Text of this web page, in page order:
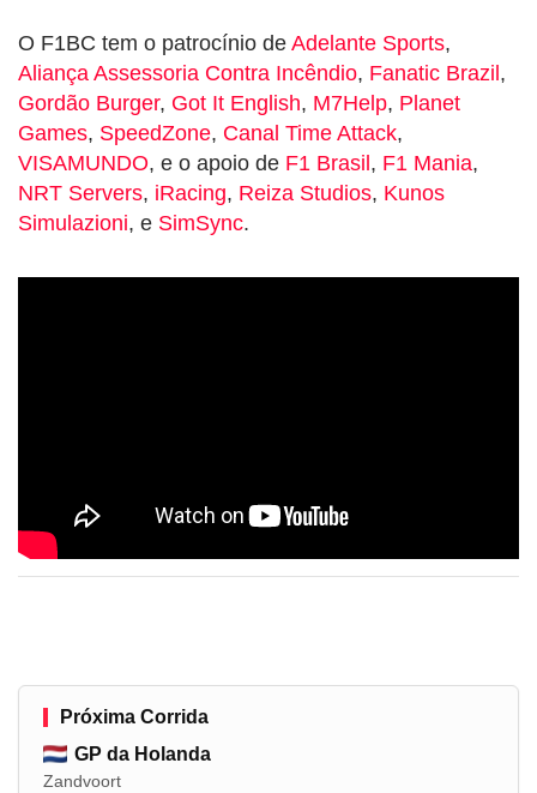
O F1BC tem o patrocínio de Adelante Sports,
Aliança Assessoria Contra Incêndio, Fanatic Brazil,
Gordão Burger, Got It English, M7Help, Planet
Games, SpeedZone, Canal Time Attack,
VISAMUNDO, e o apoio de F1 Brasil, F1 Mania,
NRT Servers, iRacing, Reiza Studios, Kunos
Simulazioni, e SimSync.
Próxima Corrida
GP da Holanda
Zandvoort